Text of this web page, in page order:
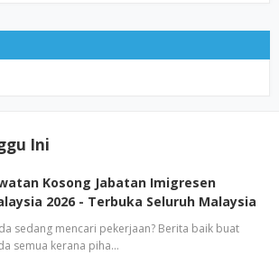
Ini
Kosong Jabatan Imigresen
2026 - Terbuka Seluruh Malaysia
sedang mencari pekerjaan? Berita baik buat
semua kerana piha…